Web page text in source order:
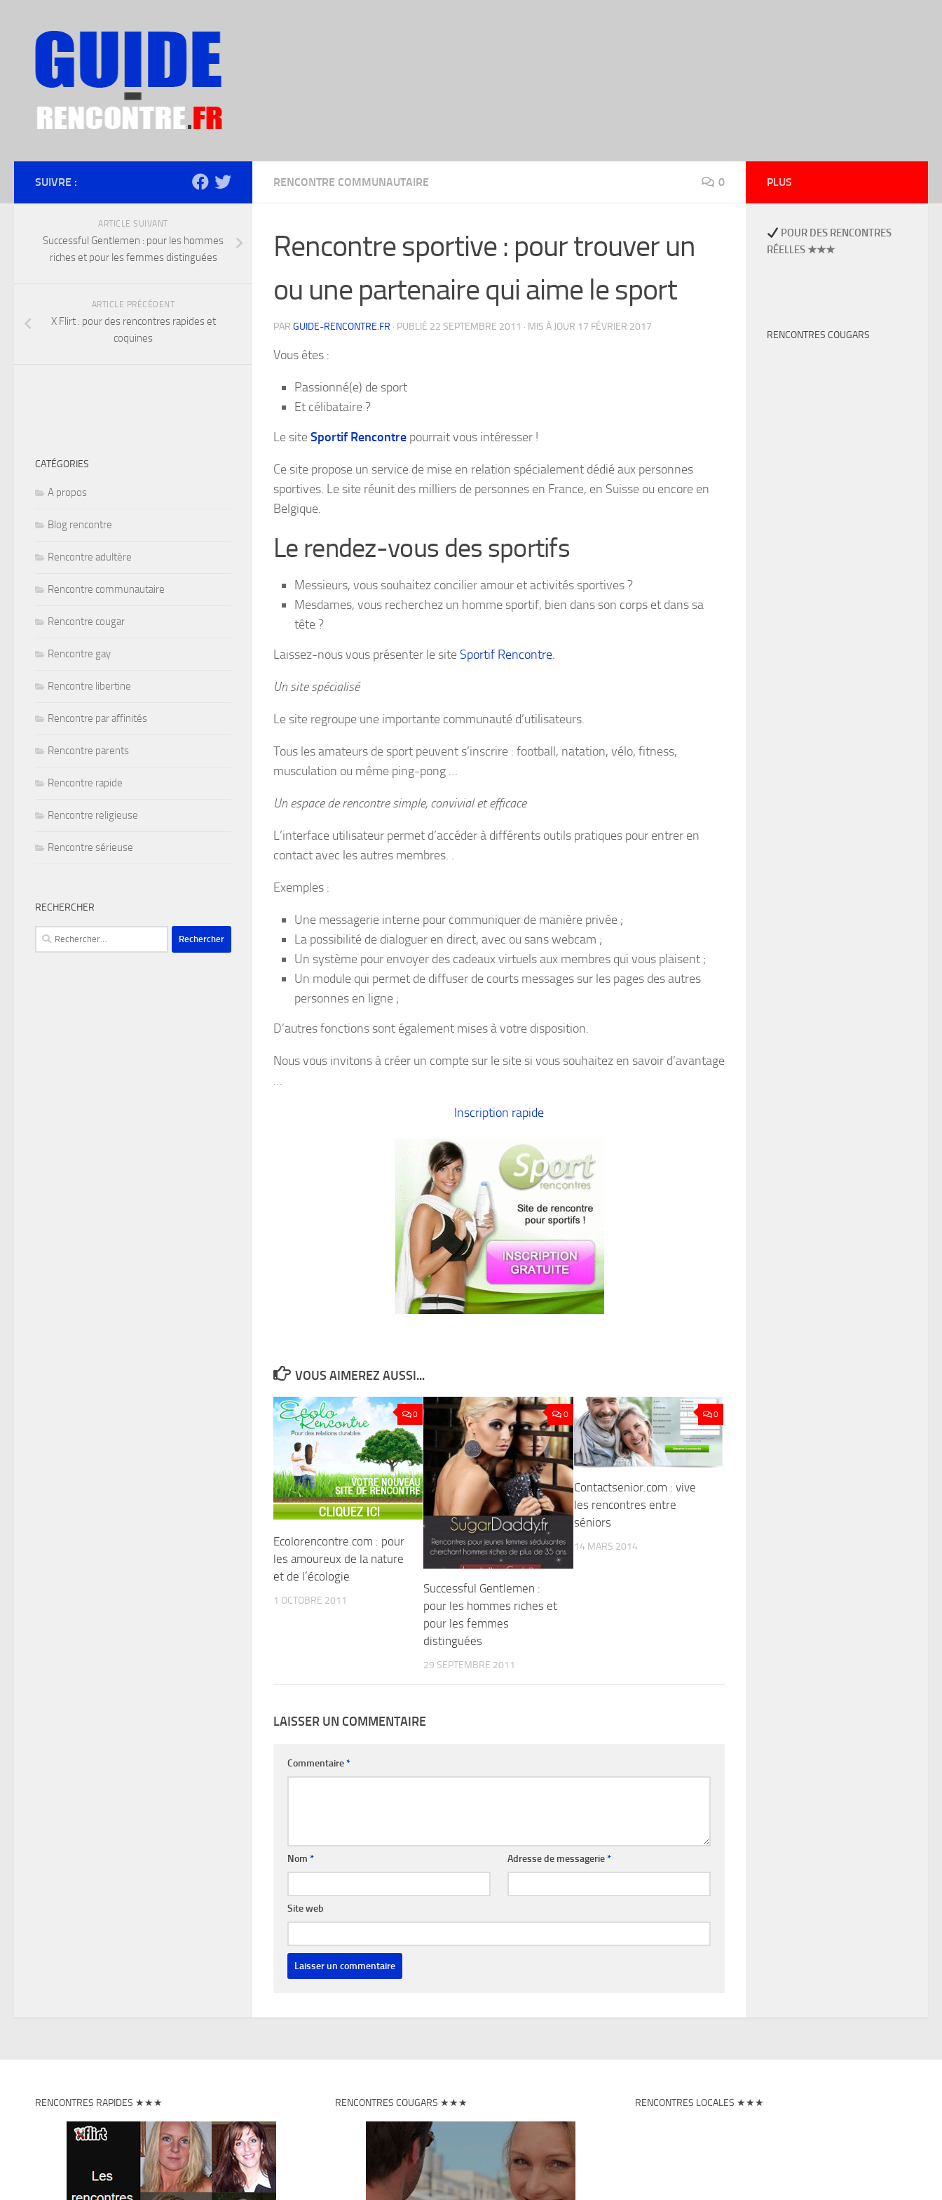
RENCONTRE COMMUNAUTAIRE 0
Rencontre sportive : pour trouver un
ou une partenaire qui aime le sport
PAR GUIDE-RENCONTRE.FR · PUBLIÉ 22 SEPTEMBRE 2011 · MIS À JOUR 17 FÉVRIER 2017
Vous êtes :
Passionné(e) de sport
Et célibataire ?
Le siteSportif Rencontre pourrait vous intéresser !
Ce site propose un service de mise en relation spécialement dédié aux personnes
sportives. Le site réunit des milliers de personnes en France, en Suisse ou encore en
Belgique.
Le rendez-vous des sportifs
Messieurs, vous souhaitez concilier amour et activités sportives ?
Mesdames, vous recherchez un homme sportif, bien dans son corps et dans sa
tête ?
Laissez-nous vous présenter le site Sportif Rencontre.
Un site spécialisé
Le site regroupe une importante communauté d’utilisateurs.
Tous les amateurs de sport peuvent s’inscrire : football, natation, vélo, fitness,
musculation ou même ping-pong …
Un espace de rencontre simple, convivial et efficace
L’interface utilisateur permet d’accéder à différents outils pratiques pour entrer en
contact avec les autres membres. .
Exemples :
Une messagerie interne pour communiquer de manière privée ;
La possibilité de dialoguer en direct, avec ou sans webcam ;
Un système pour envoyer des cadeaux virtuels aux membres qui vous plaisent ;
Un module qui permet de diffuser de courts messages sur les pages des autres
personnes en ligne ;
D’autres fonctions sont également mises à votre disposition.
Nous vous invitons à créer un compte sur le site si vous souhaitez en savoir d’avantage
…
Inscription rapide
VOUS AIMEREZ AUSSI...
0
Ecolorencontre.com : pour
les amoureux de la nature
et de l’écologie
1 OCTOBRE 2011
0
Successful Gentlemen :
pour les hommes riches et
pour les femmes
distinguées
29 SEPTEMBRE 2011
0
Contactsenior.com : vive
les rencontres entre
séniors
14 MARS 2014
LAISSER UN COMMENTAIRE
Commentaire*
Nom * Adresse de messagerie*
Site web
SUIVRE :
ARTICLE SUIVANT
Successful Gentlemen : pour les hommes
riches et pour les femmes distinguées
ARTICLE PRÉCÉDENT
X Flirt : pour des rencontres rapides et
coquines
CATÉGORIES
A propos
Blog rencontre
Rencontre adultère
Rencontre communautaire
Rencontre cougar
Rencontre gay
Rencontre libertine
Rencontre par affinités
Rencontre parents
Rencontre rapide
Rencontre religieuse
Rencontre sérieuse
RECHERCHER
Rechercher :
PLUS
POUR DES RENCONTRES
RÉELLES ★★★
RENCONTRES COUGARS
RENCONTRES RAPIDES ★★★ RENCONTRES COUGARS ★★★ RENCONTRES LOCALES ★★★